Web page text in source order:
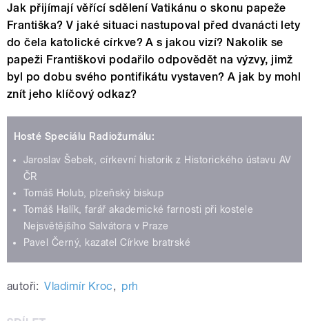
Jak přijímají věřící sdělení Vatikánu o skonu papeže
Františka? V jaké situaci nastupoval před dvanácti lety
do čela katolické církve? A s jakou vizí? Nakolik se
papeži Františkovi podařilo odpovědět na výzvy, jimž
byl po dobu svého pontifikátu vystaven? A jak by mohl
znít jeho klíčový odkaz?
Hosté Speciálu Radiožurnálu:
Jaroslav Šebek, církevní historik z Historického ústavu AV
ČR
Tomáš Holub, plzeňský biskup
Tomáš Halík, farář akademické farnosti při kostele
Nejsvětějšího Salvátora v Praze
Pavel Černý, kazatel Církve bratrské
autoři: Vladimír Kroc, prh